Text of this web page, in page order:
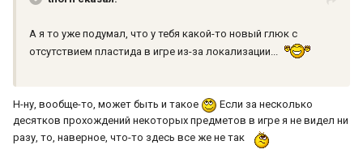
А я то уже подумал, что у тебя какой-то новый глюк с
отсутствием пластида в игре из-за локализации...
Н-ну, вообще-то, может быть и такое
Если за несколько
десятков прохождений некоторых предметов в игре я не видел ни
разу, то, наверное, что-то здесь все же не так